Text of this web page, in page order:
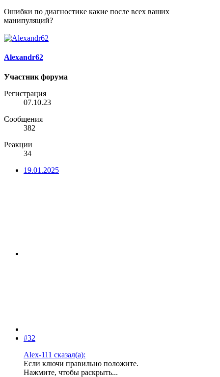
Ошибки по диагностике какие после всех ваших
манипуляций?
Alexandr62
Участник форума
Регистрация
07.10.23
Сообщения
382
Реакции
34
19.01.2025
#32
Alex-111 сказал(а):
Если ключи правильно положите.
Нажмите, чтобы раскрыть...